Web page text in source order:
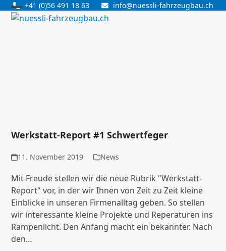
Skip
+41 (0)56 491 18 63 info@nuessli-fahrzeugbau.ch
Open
Close
Werkstatt-Report #1 Schwertfeger
11. November 2019 News
Mit Freude stellen wir die neue Rubrik "Werkstatt-
Report" vor, in der wir Ihnen von Zeit zu Zeit kleine
Einblicke in unseren Firmenalltag geben. So stellen
wir interessante kleine Projekte und Reperaturen ins
Rampenlicht. Den Anfang macht ein bekannter. Nach
den…